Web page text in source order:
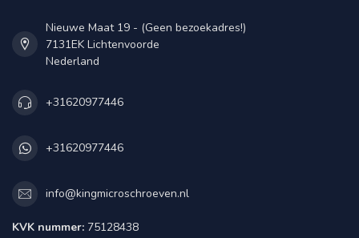
Nieuwe Maat 19 - (Geen bezoekadres!)
7131EK Lichtenvoorde
Nederland
+31620977446
+31620977446
info@kingmicroschroeven.nl
KVK nummer: 75128438